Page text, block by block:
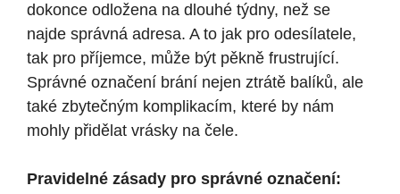
dokonce odložena na dlouhé týdny, než se
najde správná adresa. A to jak pro odesílatele,
tak pro příjemce, může být pěkně frustrující.
Správné označení brání nejen ztrátě balíků, ale
také zbytečným komplikacím, které by nám
mohly přidělat vrásky na čele.
Pravidelné zásady pro správné označení: